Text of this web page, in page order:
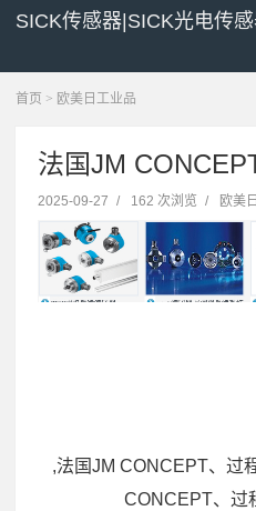
SICK传感器|SICK光电传
首页 > 欧美日工业品
法国JM
2025-09-27 / 162 次浏览 / 欧美
,法国JM CONCEPT、过
CONCEPT、过